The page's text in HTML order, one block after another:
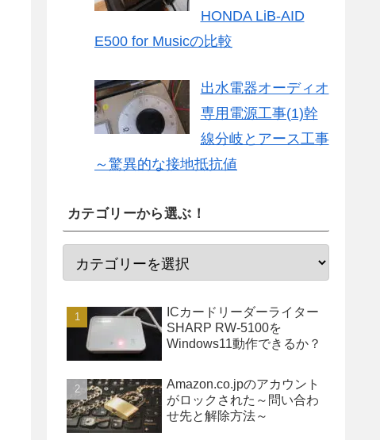
HONDA LiB-AID
E500 for Musicの比較
出水電器オーディオ
専用電源工事(1)幹
線分岐とアース工事
～驚異的な接地抵抗値
カテゴリーから選ぶ！
ICカードリーダーライター
SHARP RW-5100を
Windows11動作できるか？
Amazon.co.jpのアカウント
がロックされた～問い合わ
せ先と解除方法～